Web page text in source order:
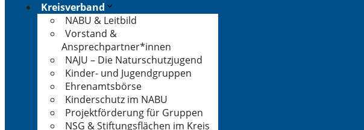
Kreisverband
NABU & Leitbild
Vorstand &
Ansprechpartner*innen
NAJU – Die Naturschutzjugend
Kinder- und Jugendgruppen
Ehrenamtsbörse
Kinderschutz im NABU
Projektförderung für Gruppen
NSG & Stiftungsflächen im Kreis